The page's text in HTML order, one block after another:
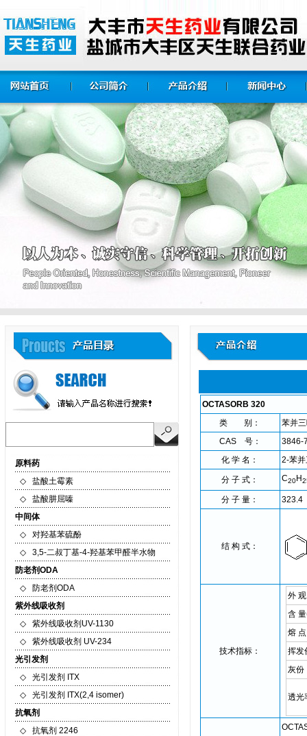
原料药
◇
盐酸土霉素
◇
盐酸肼屈嗪
中间体
◇
对羟基苯硫酚
◇
3,5-二叔丁基-4-羟基苯甲醛半水物
防老剂ODA
◇
防老剂ODA
紫外线吸收剂
◇
紫外线吸收剂UV-1130
◇
紫外线吸收剂 UV-234
光引发剂
◇
光引发剂 ITX
◇
光引发剂 ITX(2,4 isomer)
抗氧剂
◇
抗氧剂 2246
OCTASORB 320
类 别：
苯并
CAS 号：
3846-
化 学 名：
2-苯
分 子 式： C20H
分 子 量： 323.4
结 构 式：
技术指标：
外 观
含
熔 点
挥发
灰份
透光